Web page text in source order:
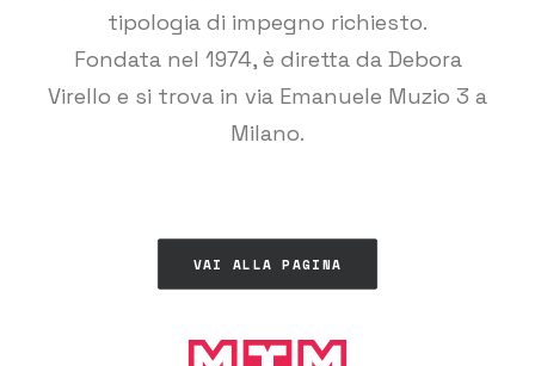
tipologia di impegno richiesto.
Fondata nel 1974, è diretta da Debora
Virello e si trova in via Emanuele Muzio 3 a
Milano.
VAI ALLA PAGINA